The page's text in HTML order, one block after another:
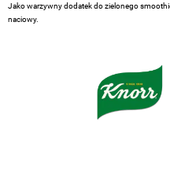
Jako warzywny dodatek do zielonego
naciowy.